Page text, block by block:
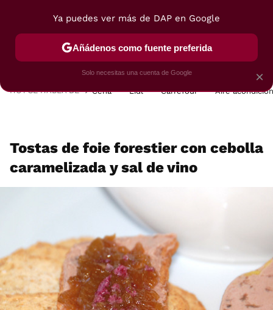
POSTRES VIAJES SELECCIÓN VEGUI
HOY SE HABLA DE Cena Lidl Carrefour Aire
Tostas de foie forestier con cebolla
caramelizada y sal de vino
×
Ya puedes ver más de DAP en Google
Añádenos como fuente preferida
Solo necesitas una cuenta de Google